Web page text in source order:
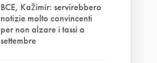
BCE, Kažimír: servirebbero
notizie molto convincenti
per non alzare i tassi a
settembre